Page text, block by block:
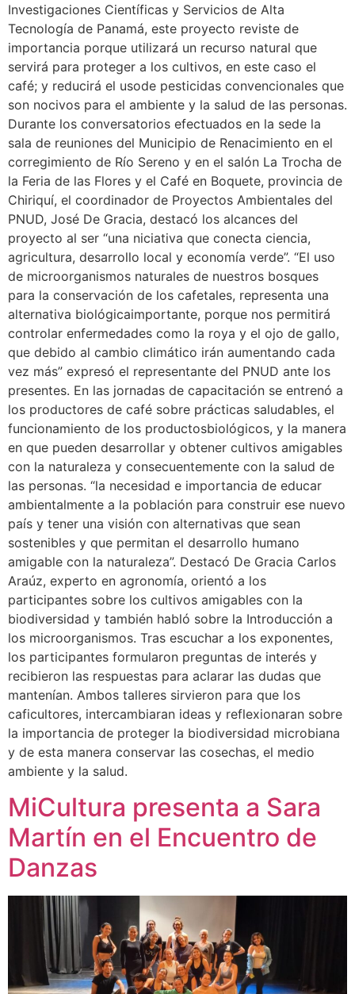
Investigaciones Científicas y Servicios de Alta
Tecnología de Panamá, este proyecto reviste de
importancia porque utilizará un recurso natural que
servirá para proteger a los cultivos, en este caso el
café; y reducirá el usode pesticidas convencionales que
son nocivos para el ambiente y la salud de las personas.
Durante los conversatorios efectuados en la sede la
sala de reuniones del Municipio de Renacimiento en el
corregimiento de Río Sereno y en el salón La Trocha de
la Feria de las Flores y el Café en Boquete, provincia de
Chiriquí, el coordinador de Proyectos Ambientales del
PNUD, José De Gracia, destacó los alcances del
proyecto al ser “una niciativa que conecta ciencia,
agricultura, desarrollo local y economía verde”. “El uso
de microorganismos naturales de nuestros bosques
para la conservación de los cafetales, representa una
alternativa biológicaimportante, porque nos permitirá
controlar enfermedades como la roya y el ojo de gallo,
que debido al cambio climático irán aumentando cada
vez más” expresó el representante del PNUD ante los
presentes. En las jornadas de capacitación se entrenó a
los productores de café sobre prácticas saludables, el
funcionamiento de los productosbiológicos, y la manera
en que pueden desarrollar y obtener cultivos amigables
con la naturaleza y consecuentemente con la salud de
las personas. “la necesidad e importancia de educar
ambientalmente a la población para construir ese nuevo
país y tener una visión con alternativas que sean
sostenibles y que permitan el desarrollo humano
amigable con la naturaleza”. Destacó De Gracia Carlos
Araúz, experto en agronomía, orientó a los
participantes sobre los cultivos amigables con la
biodiversidad y también habló sobre la Introducción a
los microorganismos. Tras escuchar a los exponentes,
los participantes formularon preguntas de interés y
recibieron las respuestas para aclarar las dudas que
mantenían. Ambos talleres sirvieron para que los
caficultores, intercambiaran ideas y reflexionaran sobre
la importancia de proteger la biodiversidad microbiana
y de esta manera conservar las cosechas, el medio
ambiente y la salud.
MiCultura presenta a Sara
Martín en el Encuentro de
Danzas